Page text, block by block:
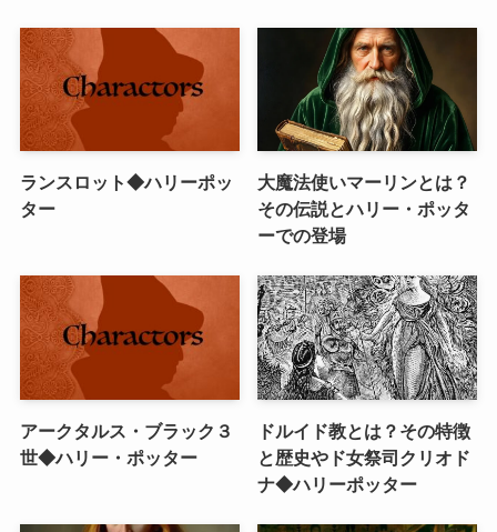
ランスロット◆ハリーポッ
ター
大魔法使いマーリンとは？
その伝説とハリー・ポッタ
ーでの登場
アークタルス・ブラック３
世◆ハリー・ポッター
ドルイド教とは？その特徴
と歴史やド女祭司クリオド
ナ◆ハリーポッター